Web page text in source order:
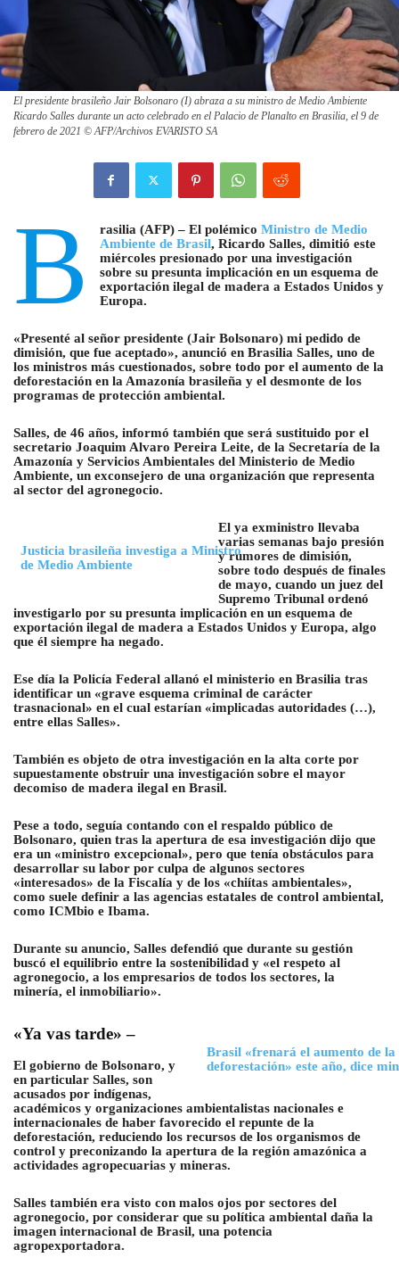
El presidente brasileño Jair Bolsonaro (I) abraza a su ministro de Medio Ambiente
Ricardo Salles durante un acto celebrado en el Palacio de Planalto en Brasilia, el 9 de
febrero de 2021 © AFP/Archivos EVARISTO SA
B rasilia (AFP) – El polémico Ministro de Medio
Ambiente de Brasil, Ricardo Salles, dimitió este
miércoles presionado por una investigación
sobre su presunta implicación en un esquema de
exportación ilegal de madera a Estados Unidos y
Europa.
«Presenté al señor presidente (Jair Bolsonaro) mi pedido de
dimisión, que fue aceptado», anunció en Brasilia Salles, uno de
los ministros más cuestionados, sobre todo por el aumento de la
deforestación en la Amazonía brasileña y el desmonte de los
programas de protección ambiental.
Salles, de 46 años, informó también que será sustituido por el
secretario Joaquim Alvaro Pereira Leite, de la Secretaría de la
Amazonía y Servicios Ambientales del Ministerio de Medio
Ambiente, un exconsejero de una organización que representa
al sector del agronegocio.
Justicia brasileña investiga a Ministro
de Medio Ambiente
El ya exministro llevaba
varias semanas bajo presión
y rumores de dimisión,
sobre todo después de finales
de mayo, cuando un juez del
Supremo Tribunal ordenó
investigarlo por su presunta implicación en un esquema de
exportación ilegal de madera a Estados Unidos y Europa, algo
que él siempre ha negado.
Ese día la Policía Federal allanó el ministerio en Brasilia tras
identificar un «grave esquema criminal de carácter
trasnacional» en el cual estarían «implicadas autoridades (…),
entre ellas Salles».
También es objeto de otra investigación en la alta corte por
supuestamente obstruir una investigación sobre el mayor
decomiso de madera ilegal en Brasil.
Pese a todo, seguía contando con el respaldo público de
Bolsonaro, quien tras la apertura de esa investigación dijo que
era un «ministro excepcional», pero que tenía obstáculos para
desarrollar su labor por culpa de algunos sectores
«interesados» de la Fiscalía y de los «chiítas ambientales»,
como suele definir a las agencias estatales de control ambiental,
como ICMbio e Ibama.
Durante su anuncio, Salles defendió que durante su gestión
buscó el equilibrio entre la sostenibilidad y «el respeto al
agronegocio, a los empresarios de todos los sectores, la
minería, el inmobiliario».
Brasil «frenará el aumento de la
deforestación» este año, dice
«Ya vas tarde» –
El gobierno de Bolsonaro, y
en particular Salles, son
acusados por indígenas,
académicos y organizaciones ambientalistas nacionales e
internacionales de haber favorecido el repunte de la
deforestación, reduciendo los recursos de los organismos de
control y preconizando la apertura de la región amazónica a
actividades agropecuarias y mineras.
Salles también era visto con malos ojos por sectores del
agronegocio, por considerar que su política ambiental daña la
imagen internacional de Brasil, una potencia
agropexportadora.